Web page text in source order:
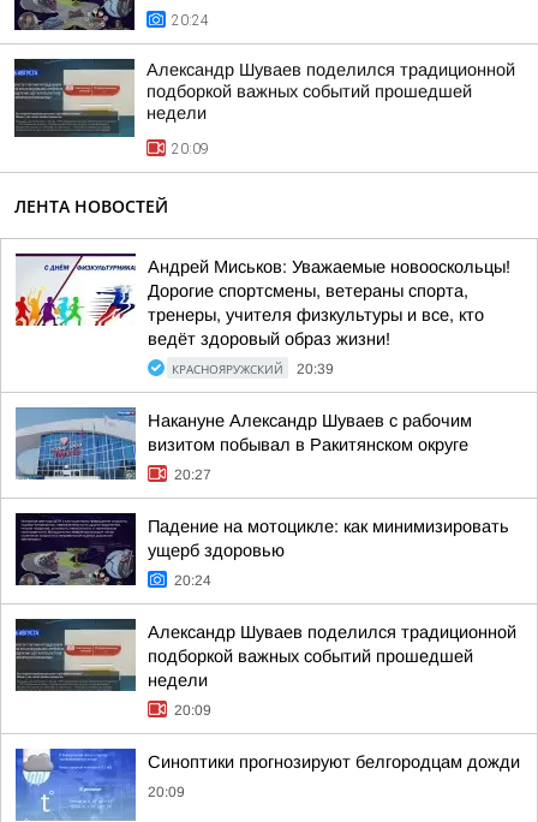
20:24
Александр Шуваев поделился традиционной
подборкой важных событий прошедшей
недели
20:09
ЛЕНТА НОВОСТЕЙ
Андрей Миськов: Уважаемые новооскольцы!
Дорогие спортсмены, ветераны спорта,
тренеры, учителя физкультуры и все, кто
ведёт здоровый образ жизни!
КРАСНОЯРУЖСКИЙ 20:39
Накануне Александр Шуваев с рабочим
визитом побывал в Ракитянском округе
20:27
Падение на мотоцикле: как минимизировать
ущерб здоровью
20:24
Александр Шуваев поделился традиционной
подборкой важных событий прошедшей
недели
20:09
Синоптики прогнозируют белгородцам дожди
20:09